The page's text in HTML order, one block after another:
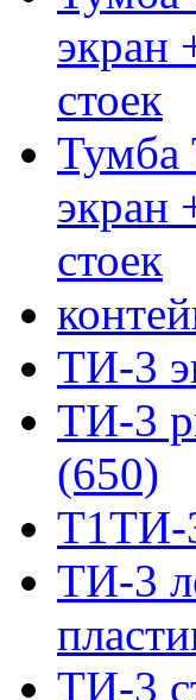
экран
стоек
Тумба
экран
стоек
ТИ-3
ТИ-3
(650)
Т1ТИ-
ТИ-3
ТИ-3